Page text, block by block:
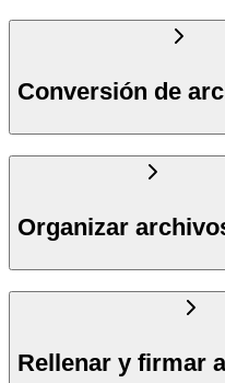
Conversión de
Organizar
Rellenar y firmar